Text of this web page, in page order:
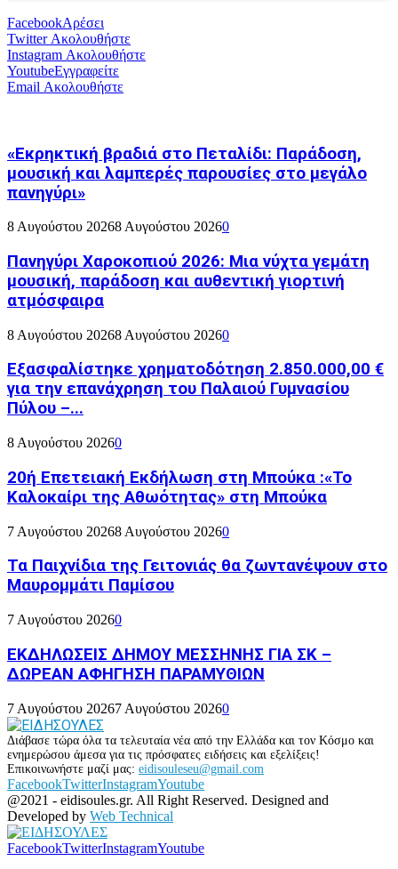
FacebookΑρέσει
TwitterΑκολουθήστε
Instagram Ακολουθήστε
YoutubeΕγγραφείτε
Email Ακολουθήστε
«Εκρηκτική βραδιά στο Πεταλίδι: Παράδοση,
μουσική και λαμπερές παρουσίες στο μεγάλο
πανηγύρι»
8 Αυγούστου 20268 Αυγούστου 20260
Πανηγύρι Χαροκοπιού 2026: Μια νύχτα γεμάτη
μουσική, παράδοση και αυθεντική γιορτινή
ατμόσφαιρα
8 Αυγούστου 20268 Αυγούστου 20260
Εξασφαλίστηκε χρηματοδότηση 2.850.000,00 €
για την επανάχρηση του Παλαιού Γυμνασίου
Πύλου –...
8 Αυγούστου 20260
20ή Επετειακή Εκδήλωση στη Μπούκα :«Το
Καλοκαίρι της Αθωότητας» στη Μπούκα
7 Αυγούστου 20268 Αυγούστου 20260
Τα Παιχνίδια της Γειτονιάς θα ζωντανέψουν στο
Μαυρομμάτι Παμίσου
7 Αυγούστου 20260
ΕΚΔΗΛΩΣΕΙΣ ΔΗΜΟΥ ΜΕΣΣΗΝΗΣ ΓΙΑ ΣΚ –
ΔΩΡΕΑΝ ΑΦΗΓΗΣΗ ΠΑΡΑΜΥΘΙΩΝ
7 Αυγούστου 20267 Αυγούστου 20260
Διάβασε τώρα όλα τα τελευταία νέα από την Ελλάδα και τον Κόσμο και
ενημερώσου άμεσα για τις πρόσφατες ειδήσεις και εξελίξεις!
Επικοινωνήστε μαζί μας: eidisouleseu@gmail.com
FacebookTwitterInstagramYoutube
@2021 - eidisoules.gr. All Right Reserved. Designed and
Developed by Web Technical
FacebookTwitterInstagramYoutube